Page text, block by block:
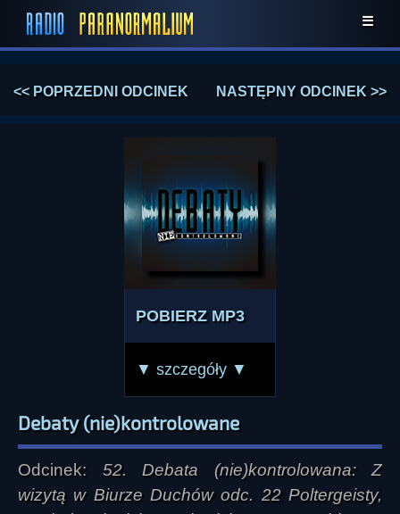
☰
<< POPRZEDNI ODCINEK NASTĘPNY ODCINEK >>
POBIERZ MP3
▼ szczegóły ▼
Debaty (nie)kontrolowane
Odcinek: 52. Debata (nie)kontrolowana: Z
wizytą w Biurze Duchów odc. 22 Poltergeisty,